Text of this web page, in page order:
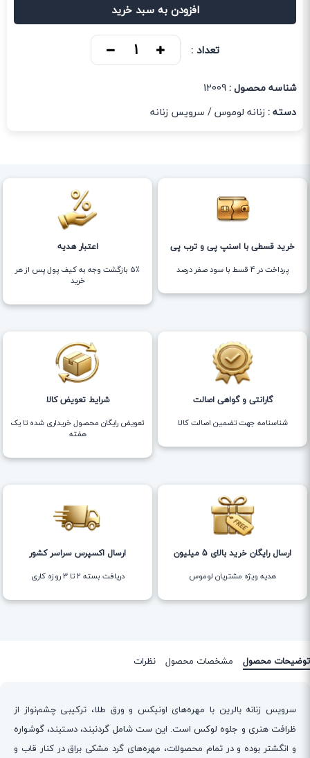
افزودن به سبد خرید
تعداد :
شناسه محصول :12009
دسته :زنانه لوموس/ سرویس زنانه
خرید قسطی با اسنپ پی و ترب پی
پرداخت در 4 قسط با سود صفر درصد
اعتبار هدیه
5٪ بازگشت وجه به کیف پول پس از هر
خرید
گارانتی و گواهی اصالت
شناسنامه جهت تضمین اصالت کالا
شرایط تعویض کالا
تعویض رایگان محصول خریداری شده تا یک
هفته
ارسال رایگان خرید بالای 5 میلیون
هدیه ویژه مشتریان لوموس
ارسال اکسپرس سراسر کشور
دریافت بسته ۲ تا ۳ روزه کاری
توضیحات محصول مشخصات محصول نظرات
سرویس زنانه بالرین با مهره‌های اونیکس و ورق طلا، ترکیبی چشم‌نواز از
ظرافت هنری و جلوه لوکس است. این ست شامل گردنبند، دستبند، گوشواره
و انگشتر بوده و در تمام محصولات، مهره‌های گرد مشکی براق در کنار قاب و